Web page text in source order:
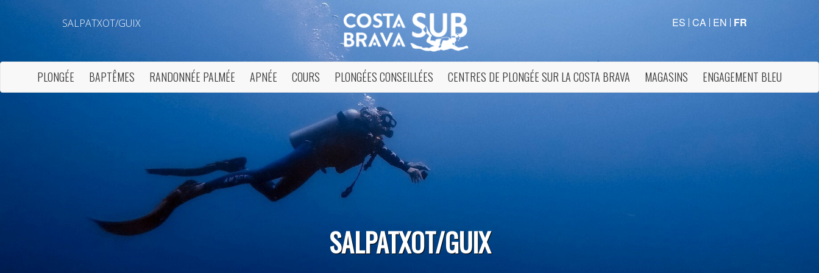
SALPATXOT/GUIX ES CA EN FR
PLONGÉE BAPTÊMES RANDONNÉE PALMÉE APNÉE COURS PLONGÉES CONSEILLÉES CENTRES DE PLONGÉE SUR LA COSTA BRAVA MAGASINS ENGAGEMENT BLEU
SALPATXOT/GUIX
Modifier les cookies
Technique et Fonctionnel